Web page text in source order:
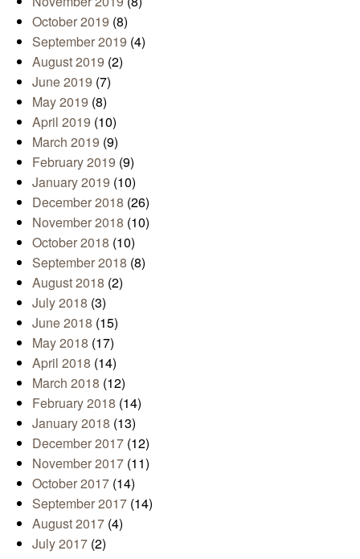
October 2019 (8)
September 2019 (4)
August 2019 (2)
June 2019 (7)
May 2019 (8)
April 2019 (10)
March 2019 (9)
February 2019 (9)
January 2019 (10)
December 2018 (26)
November 2018 (10)
October 2018 (10)
September 2018 (8)
August 2018 (2)
July 2018 (3)
June 2018 (15)
May 2018 (17)
April 2018 (14)
March 2018 (12)
February 2018 (14)
January 2018 (13)
December 2017 (12)
November 2017 (11)
October 2017 (14)
September 2017 (14)
August 2017 (4)
July 2017 (2)